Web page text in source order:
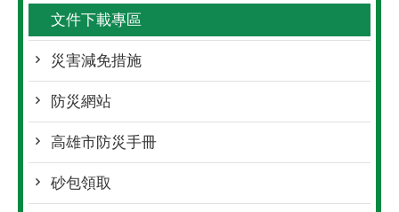
文件下載專區
災害減免措施
防災網站
高雄市防災手冊
砂包領取